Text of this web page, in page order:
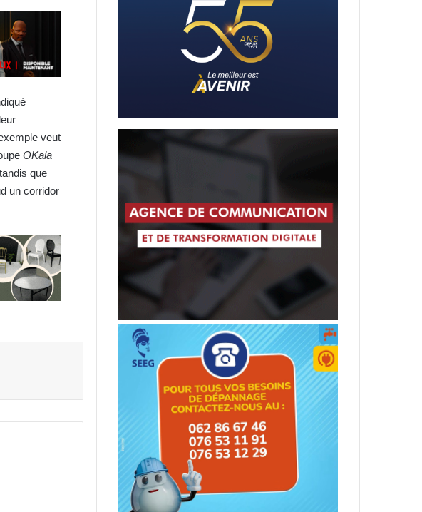
veut
OKala
que
un corridor
de
demande
avoir